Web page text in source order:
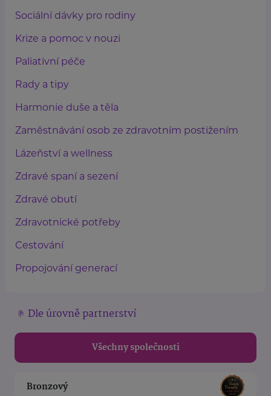
Sociální dávky pro rodiny
Krize a pomoc v nouzi
Paliativní péče
Rady a tipy
Harmonie duše a těla
Zaměstnávání osob ze zdravotním postižením
Lázeňství a wellness
Zdravé spaní a sezení
Zdravé obutí
Zdravotnické potřeby
Cestování
Propojování generací
Dle úrovně partnerství
Všechny společnosti
Bronzový